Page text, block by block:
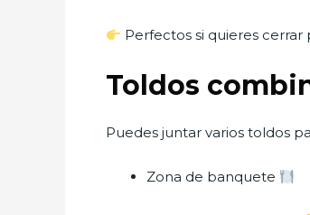
Perfectos si quieres
Toldos
Puedes juntar varios toldos
Zona de banquete